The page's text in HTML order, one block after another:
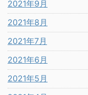
2021年9月
2021年8月
2021年7月
2021年6月
2021年5月